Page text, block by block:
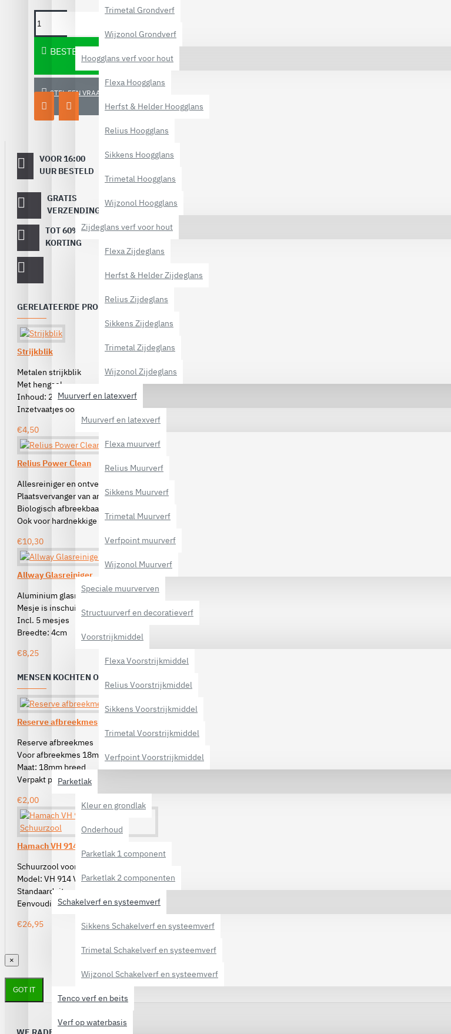
Trimetal Grondverf
Wijzonol Grondverf
Hoogglans verf voor hout
Flexa Hoogglans
Herfst & Helder Hoogglans
Relius Hoogglans
Sikkens Hoogglans
Trimetal Hoogglans
Wijzonol Hoogglans
Zijdeglans verf voor hout
Flexa Zijdeglans
Herfst & Helder Zijdeglans
Relius Zijdeglans
Sikkens Zijdeglans
Trimetal Zijdeglans
Wijzonol Zijdeglans
Muurverf en latexverf
Muurverf en latexverf
Flexa muurverf
Relius Muurverf
Sikkens Muurverf
Trimetal Muurverf
Verfpoint muurverf
Wijzonol Muurverf
Speciale muurverven
Structuurverf en decoratieverf
Voorstrijkmiddel
Flexa Voorstrijkmiddel
Relius Voorstrijkmiddel
Sikkens Voorstrijkmiddel
Trimetal Voorstrijkmiddel
Verfpoint Voorstrijkmiddel
Parketlak
Kleur en grondlak
Onderhoud
Parketlak 1 component
Parketlak 2 componenten
Schakelverf en systeemverf
Sikkens Schakelverf en systeemverf
Trimetal Schakelverf en systeemverf
Wijzonol Schakelverf en systeemverf
Tenco verf en beits
Verf op waterbasis
BESTELLEN
STEL EEN VRAAG
VOOR 16:00
UUR BESTELD
Dezelfde
verstuurd
GRATIS
VERZENDING
Vanaf €
40,-
TOT 60%
KORTING
Op topmerken
GERELATEERDE PRODUCTEN
Strijkblik
Metalen strijkblik
Met hengsel
Inhoud: 2,5 liter
Inzetvaatjes ook verkrijgbaar
€4,50
Relius Power Clean
Allesreiniger en ontvetter
Plaatsvervanger van ammonia
Biologisch afbreekbaar
Ook voor hardnekkige vlekken
€10,30
Allway Glasreiniger
Aluminium glasreiniger
Mesje is inschuifbaar
Incl. 5 mesjes
Breedte: 4cm
€8,25
MENSEN KOCHTEN OOK
Reserve afbreekmes
Reserve afbreekmes
Voor afbreekmes 18mm
Maat: 18mm breed
Verpakt per 10 stuks
€2,00
Hamach VH 914 V Delta Schuurzool
Schuurzool voor delta machine
Model: VH 914 V
Standaarduitvoering
Eenvoudig te monteren
€26,95
×
GOT IT